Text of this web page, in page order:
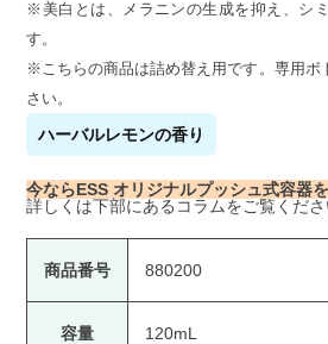
※美白とは、メラニンの生成を抑え、シ
す。
※こちらの商品は詰め替え用です。専用ボ
さい。
ハーバルレモンの香り
今ならESS オリジナルプッシュ式容器
詳しくは下部にあるコラムをご覧くださ
商品番号 880200
容量 120mL